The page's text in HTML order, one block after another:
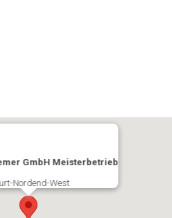
GmbH Meisterbetrieb
Nordend-West